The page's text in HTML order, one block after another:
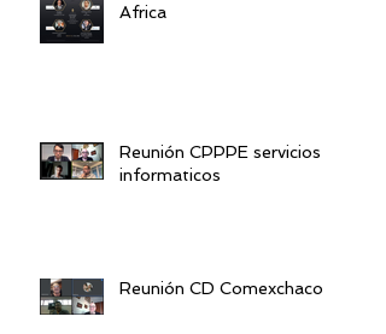
Africa
Reunión CPPPE servicios
informaticos
Reunión CD Comexchaco